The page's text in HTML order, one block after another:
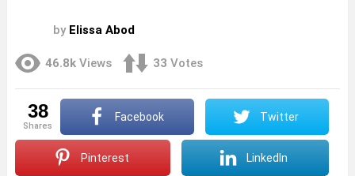
by Elissa Abod
46.8k Views 33 Votes
38
shares
Facebook Twitter
Pinterest LinkedIn